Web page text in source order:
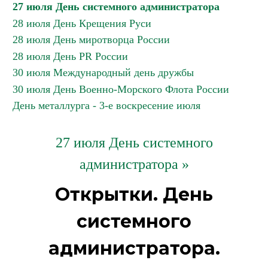
27 июля День системного администратора
28 июля День Крещения Руси
28 июля День миротворца России
28 июля День PR России
30 июля Международный день дружбы
30 июля День Военно-Морского Флота России
День металлурга - 3-е воскресение июля
27 июля День системного
администратора »
Открытки. День
системного
администратора.